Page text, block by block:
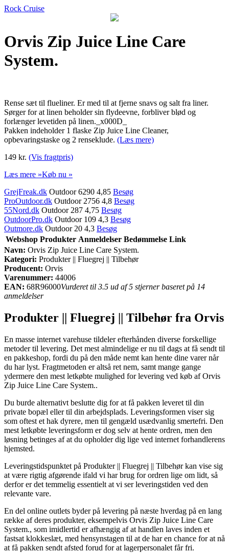
Rock Cruise
Orvis Zip Juice Line Care
System.
Rense sæt til flueliner. Er med til at fjerne snavs og salt fra liner.
Sørger for at linen beholder sin flydeevne, forbliver blød og
forlænger levetiden på linen._x000D_
Pakken indeholder 1 flaske Zip Juice Line Cleaner,
opbevaringstaske og 2 renseklude. (Læs mere)
149 kr. (Vis fragtpris)
Læs mere »Køb nu »
GrejFreak.dk Outdoor 6290 4,85 Besøg
ProOutdoor.dk Outdoor 2756 4,8 Besøg
55Nord.dk Outdoor 287 4,75 Besøg
OutdoorPro.dk Outdoor 109 4,3 Besøg
Outmore.dk Outdoor 20 4,3 Besøg
Webshop Produkter Anmeldelser Bedømmelse Link
Navn: Orvis Zip Juice Line Care System.
Kategori: Produkter || Fluegrej || Tilbehør
Producent: Orvis
Varenummer: 44006
EAN: 68R96000Vurderet til 3.5 ud af 5 stjerner baseret på 14
anmeldelser
Produkter || Fluegrej || Tilbehør fra Orvis
En masse internet varehuse tildeler efterhånden diverse forskellige
metoder til levering. Det mest almindelige er nu til dags at få sendt til
en pakkeshop, fordi du på den måde nemt kan hente dine varer når
du har lyst. Fragtmetoden er altså ret nem, samt mange gange
ydermere den mest letkøbte mulighed for levering ved køb af Orvis
Zip Juice Line Care System..
Du burde alternativt beslutte dig for at få pakken leveret til din
private bopæl eller til din arbejdsplads. Leveringsformen viser sig
som oftest et hak dyrere, men til gengæld usædvanlig smertefri. Den
mest letkøbte leveringsform er dog selv at hente ordren, men den
løsning betinges af at du opholder dig lige ved internet forhandlerens
hjemsted.
Leveringstidspunktet på Produkter || Fluegrej || Tilbehør kan vise sig
at være rigtig afgørende ifald vi har brug for ordren lige om lidt, så
derfor er det temmelig essentielt at vi ser leveringstiden ved den
relevante vare.
En del online outlets byder på levering på næste hverdag på en lang
række af deres produkter, eksempelvis Orvis Zip Juice Line Care
System., som imidlertid er afhængig af at handlen laves inden et
fastsat klokkeslæt, med hensynstagen til at de har en chance for at nå
at få pakken sendt afsted forud for at lagerpersonalet får fri.